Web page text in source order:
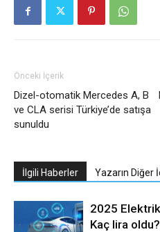
Önceki İçerik
Dizel-otomatik Mercedes A, B
ve CLA serisi Türkiye’de satışa
sunuldu
İlgili Haberler Yazarın Diğer
2025
Kaç lira